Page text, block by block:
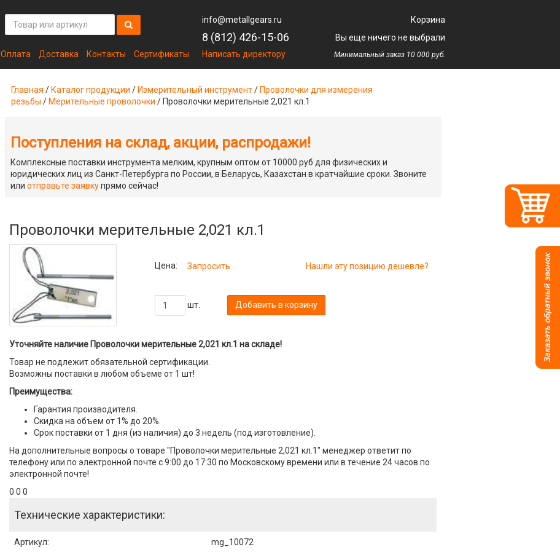
Оплата Доставка Контакты Сертификаты
info@metallgears.ru
8 (812) 426-15-06
Написать директору
Корзина
Вы еще ничего не выбрали
Минимальный заказ 10 000 руб.
Главная / Каталог продукции / Измерительный инструмент/ Проволочки для измерения
резьбы / Мерительные проволочки / Проволочки мерительные 2,021 кл.1
Поступления на склад, акции, распродажи!
Комплексные поставки инструмента мелким, крупным оптом от 10000 руб для физических и
юридических лиц из Санкт-Петербурга по России, в Беларусь, Казахстан в кратчайшие сроки. Звоните
или отправьте заявкупрямо сейчас!
Проволочки мерительные 2,021 кл.1
Цена: Запросить Нашли эту позицию дешевле?
шт. Добавить в корзину
Уточняйте наличие Проволочки мерительные 2,021 кл.1 на складе!
Товар не подлежит обязательной сертификации.
Возможны поставки в любом объеме от 1 шт!
Преимущества:
Гарантия производителя.
Скидка на объем от 1% до 20%.
Срок поставки от 1 дня (из наличия) до 3 недель (под изготовление).
На дополнительные вопросы о товаре "Проволочки мерительные 2,021 кл.1" менеджер ответит по
телефону или по электронной почте с 9:00 до 17:30 по Московскому времени или в течение 24 часов по
электронной почте!
0 0 0
Технические характеристики:
Артикул: mg_10072